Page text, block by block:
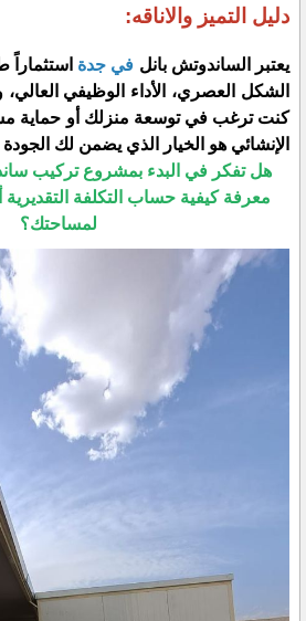
​دليل التميز والاناقه:
​يعتبر الساندوتش بانل في جدة استثماراً
الشكل العصري، الأداء الوظيفي العالي،
كنت ترغب في توسعة منزلك أو حماية
الإنشائي هو الخيار الذي يضمن لك الجودة
​هل تفكر في البدء بمشروع تركيب
معرفة كيفية حساب التكلفة التقديرية
لمساحتك؟